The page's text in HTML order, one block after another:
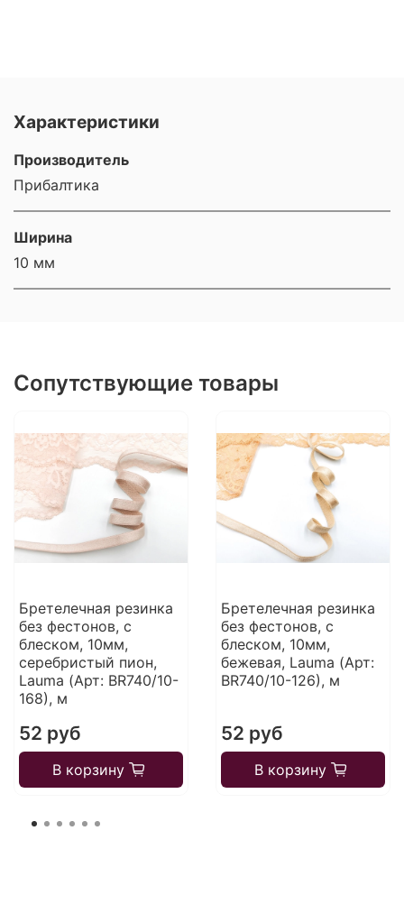
Характеристики
Производитель
Прибалтика
Ширина
10 мм
Сопутствующие товары
Бретелечная резинка
без фестонов, с
блеском, 10мм,
серебристый пион,
Lauma (Арт: BR740/10-
168), м
52 руб
В корзину
Бретелечная резинка
без фестонов, с
блеском, 10мм,
бежевая, Lauma (Арт:
BR740/10-126), м
52 руб
В корзину